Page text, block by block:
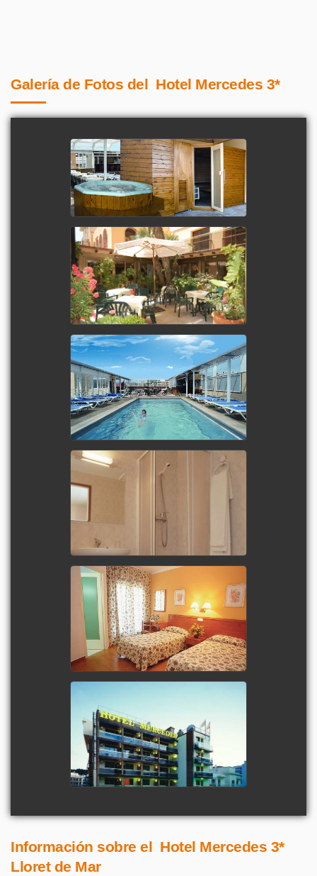
Galería de Fotos del Hotel Mercedes 3*
Información sobre el Hotel Mercedes 3*
Lloret de Mar